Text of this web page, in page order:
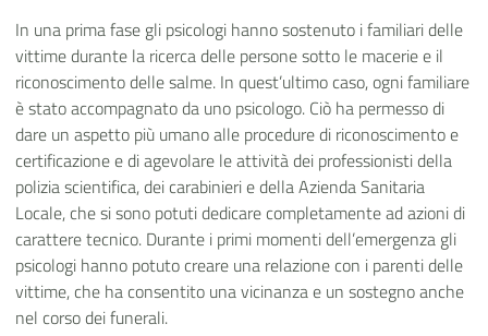
In una prima fase gli psicologi hanno sostenuto i familiari delle
vittime durante la ricerca delle persone sotto le macerie e il
riconoscimento delle salme. In quest’ultimo caso, ogni familiare
è stato accompagnato da uno psicologo. Ciò ha permesso di
dare un aspetto più umano alle procedure di riconoscimento e
certificazione e di agevolare le attività dei professionisti della
polizia scientifica, dei carabinieri e della Azienda Sanitaria
Locale, che si sono potuti dedicare completamente ad azioni di
carattere tecnico. Durante i primi momenti dell’emergenza gli
psicologi hanno potuto creare una relazione con i parenti delle
vittime, che ha consentito una vicinanza e un sostegno anche
nel corso dei funerali.